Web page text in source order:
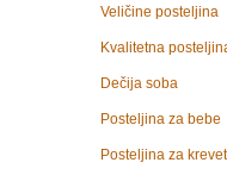
Veličine posteljina
Kvalitetna
Dečija soba
Posteljina za bebe
Posteljina za